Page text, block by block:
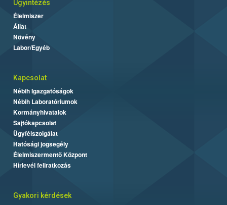
Ügyintézés
Élelmiszer
Állat
Növény
Labor/Egyéb
Kapcsolat
Nébih Igazgatóságok
Nébih Laboratóriumok
Kormányhivatalok
Sajtókapcsolat
Ügyfélszolgálat
Hatósági jogsegély
Élelmiszermentő Központ
Hírlevél feliratkozás
Gyakori kérdések